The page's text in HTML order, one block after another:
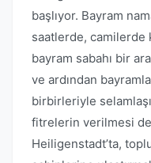
başlıyor. Bayram
saatlerde, camilerde
bayram sabahı bir
ve ardından
birbirleriyle
fitrelerin verilmesi
Heiligenstadt’ta,